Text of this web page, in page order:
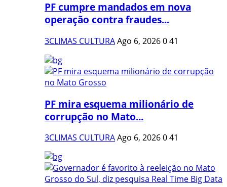
PF cumpre mandados em nova
operação contra fraudes...
3CLIMAS CULTURAAgo 6, 2026041
PF mira esquema milionário de
corrupção no Mato...
3CLIMAS CULTURAAgo 6, 2026041